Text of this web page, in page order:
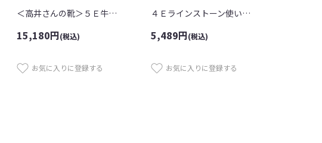
＜高井さんの靴＞５Ｅ牛革ウォーキングシ...
15,180円(税込)
お気に入りに登録する
４Ｅラインストーン使いスニーカー
5,489円(税込)
お気に入りに登録する